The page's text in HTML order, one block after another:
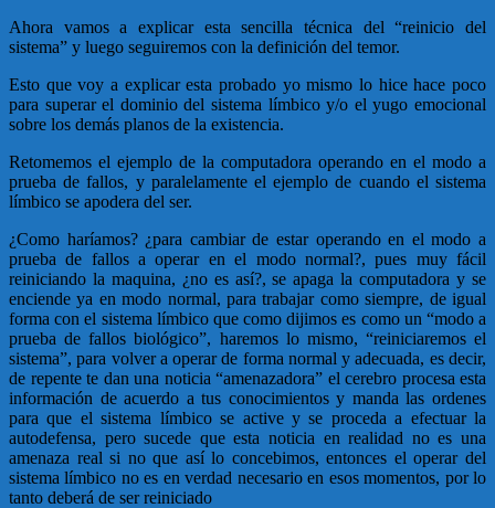
Ahora vamos a explicar esta sencilla técnica del “reinicio del
sistema” y luego seguiremos con la definición del temor.
Esto que voy a explicar esta probado yo mismo lo hice hace poco
para superar el dominio del sistema límbico y/o el yugo emocional
sobre los demás planos de la existencia.
Retomemos el ejemplo de la computadora operando en el modo a
prueba de fallos, y paralelamente el ejemplo de cuando el sistema
límbico se apodera del ser.
¿Como haríamos? ¿para cambiar de estar operando en el modo a
prueba de fallos a operar en el modo normal?, pues muy fácil
reiniciando la maquina, ¿no es así?, se apaga la computadora y se
enciende ya en modo normal, para trabajar como siempre, de igual
forma con el sistema límbico que como dijimos es como un “modo a
prueba de fallos biológico”, haremos lo mismo, “reiniciaremos el
sistema”, para volver a operar de forma normal y adecuada, es decir,
de repente te dan una noticia “amenazadora” el cerebro procesa esta
información de acuerdo a tus conocimientos y manda las ordenes
para que el sistema límbico se active y se proceda a efectuar la
autodefensa, pero sucede que esta noticia en realidad no es una
amenaza real si no que así lo concebimos, entonces el operar del
sistema límbico no es en verdad necesario en esos momentos, por lo
tanto deberá de ser reiniciado